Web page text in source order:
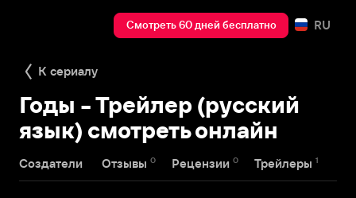
Смотреть 60 дней бесплатно RU
К сериалу
Годы - Трейлер (русский
язык) смотреть онлайн
Создатели Отзывы 0 Рецензии 0 Трейлеры 1